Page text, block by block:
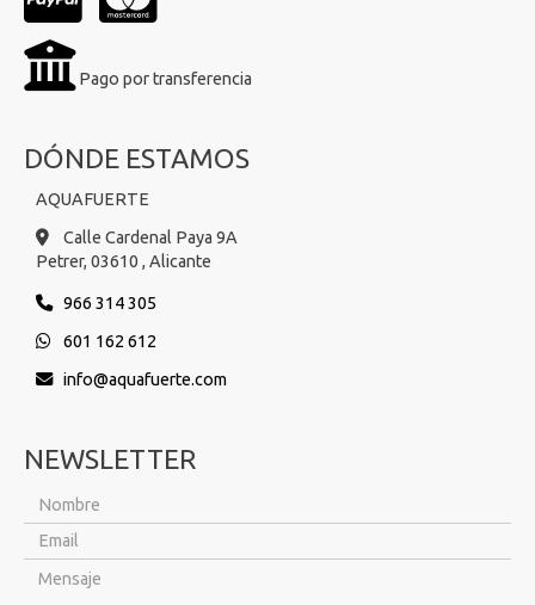
Pago por transferencia
DÓNDE ESTAMOS
AQUAFUERTE
Calle Cardenal Paya 9A
Petrer, 03610 , Alicante
966 314 305
601 162 612
info
aquafuerte.com
NEWSLETTER